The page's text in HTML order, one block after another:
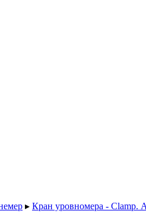
▸ Кран уровномера - Clamp.